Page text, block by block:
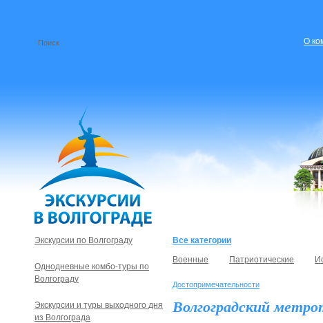
О
Все категории
Военные
Патриотические
Достопримечательности
Волгоградский
Экскурсии по Волгограду
Однодневные комбо-туры по
Волгограду
Экскурсии и туры выходного дня
из Волгограда